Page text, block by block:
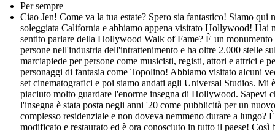
Per sempre
Ciao Jen! Come va la tua estate? Spero sia fantastico! Siamo qui
soleggiata California e abbiamo appena visitato Hollywood! Hai
sentito parlare della Hollywood Walk of Fame? È un monumento
persone nell'industria dell'intrattenimento e ha oltre 2.000 stelle
marciapiede per persone come musicisti, registi, attori e attrici e
personaggi di fantasia come Topolino! Abbiamo visitato alcuni
set cinematografici e poi siamo andati agli Universal Studios. Mi è
piaciuto molto guardare l'enorme insegna di Hollywood. Sapevi
l'insegna è stata posta negli anni '20 come pubblicità per un nuovo
complesso residenziale e non doveva nemmeno durare a lungo?
modificato e restaurato ed è ora conosciuto in tutto il paese! Così